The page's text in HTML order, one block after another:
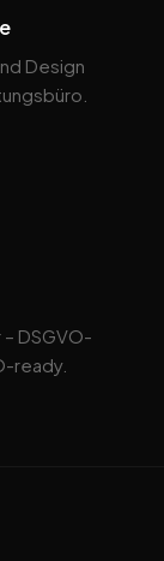
Design
DSGVO-
ready.